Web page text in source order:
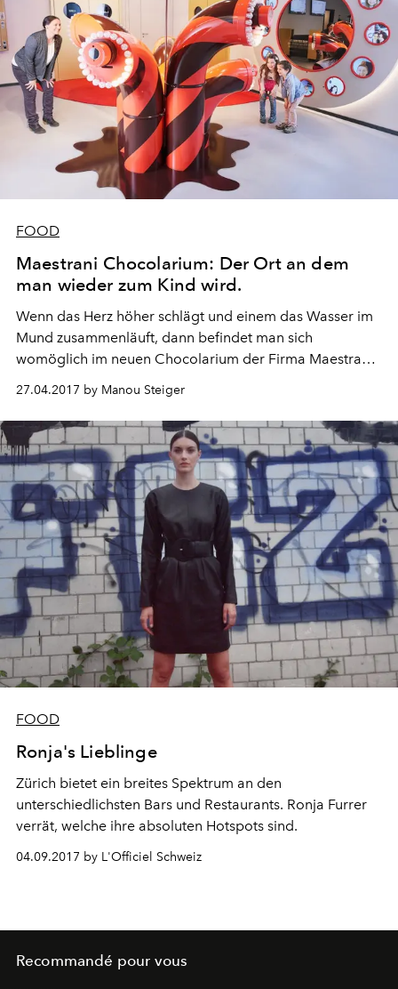
FOOD
Maestrani Chocolarium: Der Ort an dem
man wieder zum Kind wird.
Wenn das Herz höher schlägt und einem das Wasser im
Mund zusammenläuft, dann befindet man sich
womöglich im neuen Chocolarium der Firma Maestrani
27.04.2017 by Manou Steiger
FOOD
Ronja's Lieblinge
Zürich bietet ein breites Spektrum an den
unterschiedlichsten Bars und Restaurants. Ronja Furrer
verrät, welche ihre absoluten Hotspots sind.
04.09.2017 by L'Officiel Schweiz
Recommandé pour vous